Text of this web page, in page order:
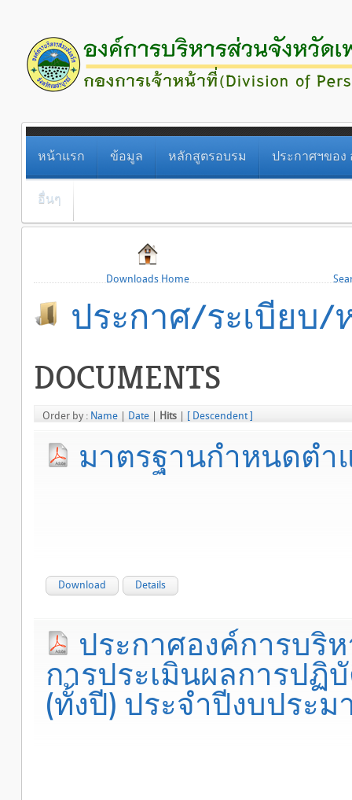
หน้าแรก ข้อมูล หลักสูตรอบรม ประกาศฯของ
อื่นๆ
Downloads Home
ประกาศ/ระเบียบ/
DOCUMENTS
Order by : Name Date Hits [ Descendent ]
มาตรฐานกำหนดตำ
Download Details
ประกาศองค์การบริ
การประเมินผลการปฏิ
(ทั้งปี) ประจำปีงบประม